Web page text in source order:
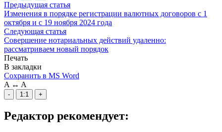
Предыдущая статья
Изменения в порядке регистрации валютных договоров с 1
октября и с 19 ноября 2024 года
Следующая статья
Совершение нотариальных действий удаленно:
рассматриваем новый порядок
Печать
В закладки
Сохранить в MS Word
A ↔ A
- 1:1 +
Редактор рекомендует: